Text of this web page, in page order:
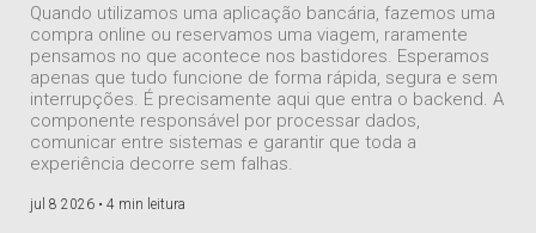
Quando utilizamos uma aplicação bancária, fazemos uma
compra online ou reservamos uma viagem, raramente
pensamos no que acontece nos bastidores. Esperamos
apenas que tudo funcione de forma rápida, segura e sem
interrupções. É precisamente aqui que entra o backend. A
componente responsável por processar dados,
comunicar entre sistemas e garantir que toda a
experiência decorre sem falhas.
jul 8 2026 • 4 min leitura